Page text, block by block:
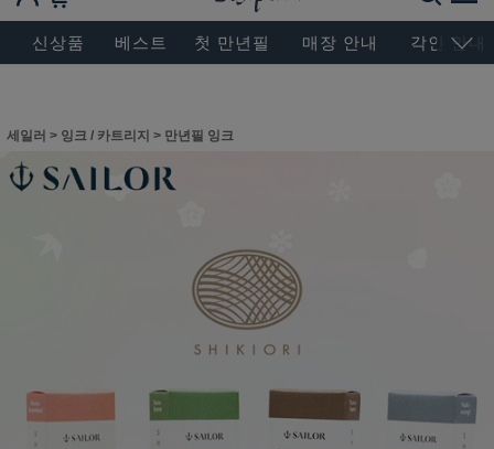
BESEN MASTERPIECE, SINCE 2004
신상품 베스트 첫 만년필 매장 안내 각인 안내
세일러 > 잉크 / 카트리지 > 만년필 잉크